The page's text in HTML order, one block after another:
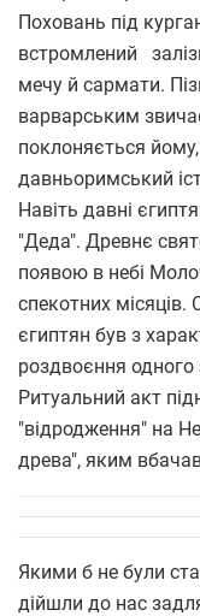
Поховань під
встромлений
мечу й сармати.
варварським
поклоняється
давньоримський
Навіть давні
"Деда". Древнє
появою в небі
спекотних
єгиптян був з
роздвоєння одного
Ритуальний акт
"відродження" на
древа", яким
Якими б не були
дійшли до нас